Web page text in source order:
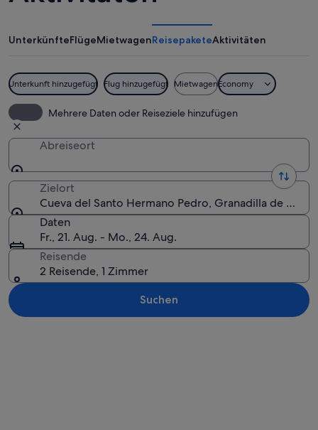
UnterkünfteFlügeMietwagenReisepaketeAktivitäten
Unterkunft hinzugefügt Flug hinzugefügt MietwagenEconomy
Mehrere Daten oder Reiseziele hinzufügen
Abreiseort
Zielort
Cueva del Santo Hermano Pedro, Granadilla de
Daten
Fr., 21. Aug. - Mo., 24. Aug.
Reisende
2 Reisende, 1 Zimmer
Suchen